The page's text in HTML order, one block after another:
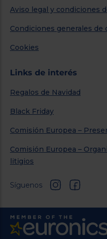
Aviso legal y condiciones
Condiciones generales de
Cookies
Links de interés
Regalos de Navidad
Black Friday
Comisión Europea –
Comisión Europea –
litigios
Síguenos